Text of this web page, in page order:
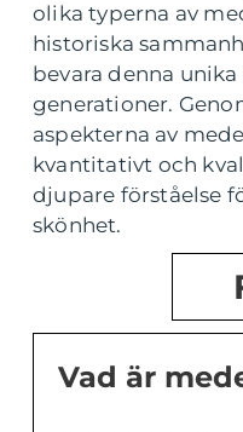
olika typerna av
historiska
bevara denna
generationer.
aspekterna av
kvantitativt och
djupare förståelse
skönhet.
Vad är